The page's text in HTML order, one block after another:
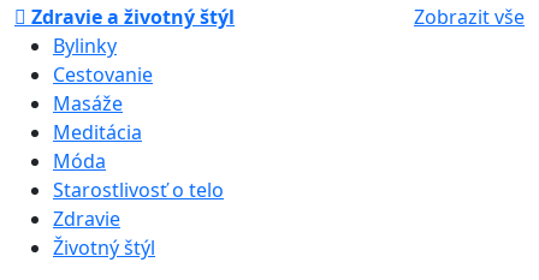
Zdravie a životný štýl
Zobrazit vše
Bylinky
Cestovanie
Masáže
Meditácia
Móda
Starostlivosť o telo
Zdravie
Životný štýl